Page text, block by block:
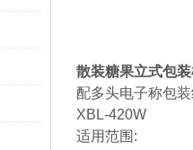
散装糖果立式包
配多头电子称包
XBL-420W
适用范围: